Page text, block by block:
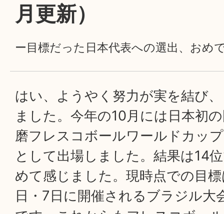
月更新）
ー目標だった日本代表への選出、おめ
はい、ようやく努力が実を結び
ました。今年の10月には日本初
磨フレスコボールワールドカッ
として出場しました。結果は14
めて感じました。現時点での目
日・7日に開催されるブラジル大